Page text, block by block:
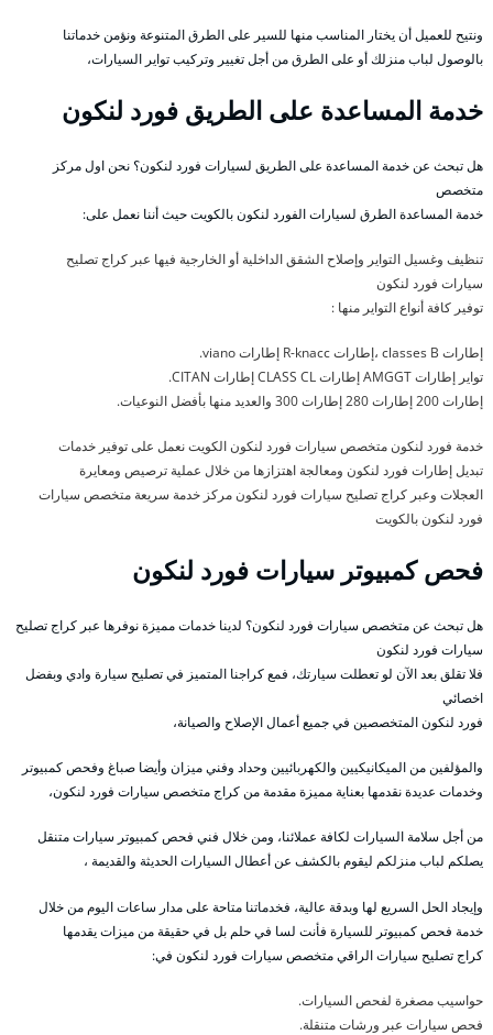
ونتيح للعميل أن يختار المناسب منها للسير على الطرق المتنوعة ونؤمن خدماتنا
بالوصول لباب منزلك أو على الطرق من أجل تغيير وتركيب تواير السيارات،
خدمة المساعدة على الطريق فورد لنكون
هل تبحث عن خدمة المساعدة على الطريق لسيارات فورد لنكون؟ نحن اول مركز
متخصص
خدمة المساعدة الطرق لسيارات الفورد لنكون بالكويت حيث أننا نعمل على:
تنظيف وغسيل التواير وإصلاح الشقق الداخلية أو الخارجية فيها عبر كراج تصليح
سيارات فورد لنكون
توفير كافة أنواع التواير منها :
إطارات classes B ،إطارات R-knacc إطارات viano.
تواير إطارات AMGGT إطارات CLASS CL إطارات CITAN.
إطارات 200 إطارات 280 إطارات 300 والعديد منها بأفضل النوعيات.
خدمة فورد لنكون متخصص سيارات فورد لنكون الكويت نعمل على توفير خدمات
تبديل إطارات فورد لنكون ومعالجة اهتزازها من خلال عملية ترصيص ومعايرة
العجلات وعبر كراج تصليح سيارات فورد لنكون مركز خدمة سريعة متخصص سيارات
فورد لنكون بالكويت
فحص كمبيوتر سيارات فورد لنكون
هل تبحث عن متخصص سيارات فورد لنكون؟ لدينا خدمات مميزة نوفرها عبر كراج تصليح
سيارات فورد لنكون
فلا تقلق بعد الآن لو تعطلت سيارتك، فمع كراجنا المتميز في تصليح سيارة وادي وبفضل
اخصائي
فورد لنكون المتخصصين في جميع أعمال الإصلاح والصيانة،
والمؤلفين من الميكانيكيين والكهربائيين وحداد وفني ميزان وأيضا صباغ وفحص كمبيوتر
وخدمات عديدة نقدمها بعناية مميزة مقدمة من كراج متخصص سيارات فورد لنكون،
من أجل سلامة السيارات لكافة عملائنا، ومن خلال فني فحص كمبيوتر سيارات متنقل
يصلكم لباب منزلكم ليقوم بالكشف عن أعطال السيارات الحديثة والقديمة ،
وإيجاد الحل السريع لها وبدقة عالية، فخدماتنا متاحة على مدار ساعات اليوم من خلال
خدمة فحص كمبيوتر للسيارة فأنت لسا في حلم بل في حقيقة من ميزات يقدمها
كراج تصليح سيارات الراقي متخصص سيارات فورد لنكون في:
حواسيب مصغرة لفحص السيارات.
فحص سيارات عبر ورشات متنقلة.